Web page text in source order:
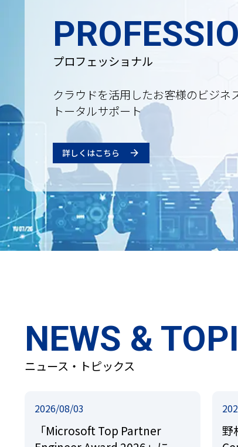
プロフェッショナル
クラウドを活用したお客様のビジネ
トータルサポート
詳しくはこちら
NEWS &
ニュース・トピックス
2026/08/03
「Microsoft Top Partner
野